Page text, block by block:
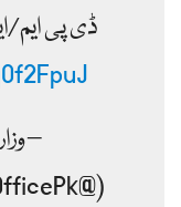
ڈی پی ایم/
–
(@ForeignOfficePk)